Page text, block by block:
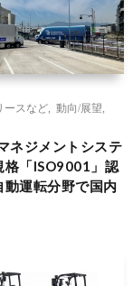
ースなど
動向/展望
ネジメントシステ
格「ISO9001」認
動運転分野で国内